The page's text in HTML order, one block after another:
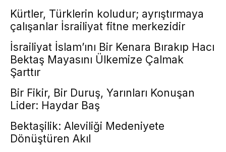
Kürtler, Türklerin koludur; ayrıştırmaya
çalışanlar İsrailiyat fitne merkezidir
İsrailiyat İslam’ını Bir Kenara Bırakıp Hacı
Bektaş Mayasını Ülkemize Çalmak
Şarttır
Bir Fikir, Bir Duruş, Yarınları Konuşan
Lider: Haydar Baş
Bektaşilik: Aleviliği Medeniyete
Dönüştüren Akıl